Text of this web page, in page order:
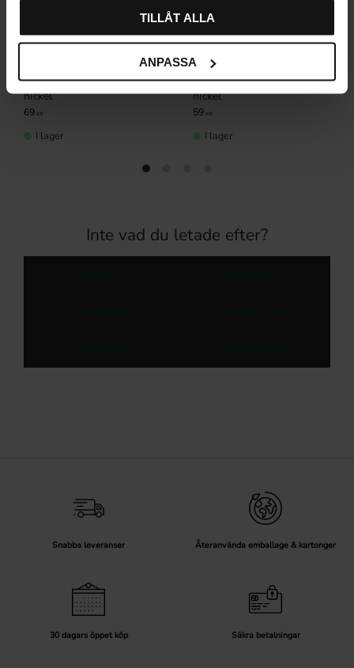
TILLÅT ALLA
ANPASSA
Skålhandtag 3158 Borstad
nickel
69KR
I lager
Oval knopp 4010 Borstad
nickel
59KR
I lager
Inte vad du letade efter?
Snabba leveranser Återanvända emballage & kartonger
30 dagars öppet köp Säkra betalningar